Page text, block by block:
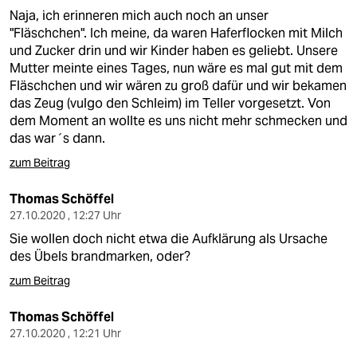
berlin
nord
wahrheit
verlag
verlag
veranstaltungen
shop
fragen & hilfe
unterstützen
abo
Naja, ich erinneren mich auch noch an unser
"Fläschchen". Ich meine, da waren Haferflocken mit Milch
und Zucker drin und wir Kinder haben es geliebt. Unsere
Mutter meinte eines Tages, nun wäre es mal gut mit dem
Fläschchen und wir wären zu groß dafür und wir bekamen
das Zeug (vulgo den Schleim) im Teller vorgesetzt. Von
dem Moment an wollte es uns nicht mehr schmecken und
das war´s dann.
zum Beitrag
Thomas Schöffel
27.10.2020 , 12:27 Uhr
Sie wollen doch nicht etwa die Aufklärung als Ursache
des Übels brandmarken, oder?
zum Beitrag
Thomas Schöffel
27.10.2020 , 12:21 Uhr